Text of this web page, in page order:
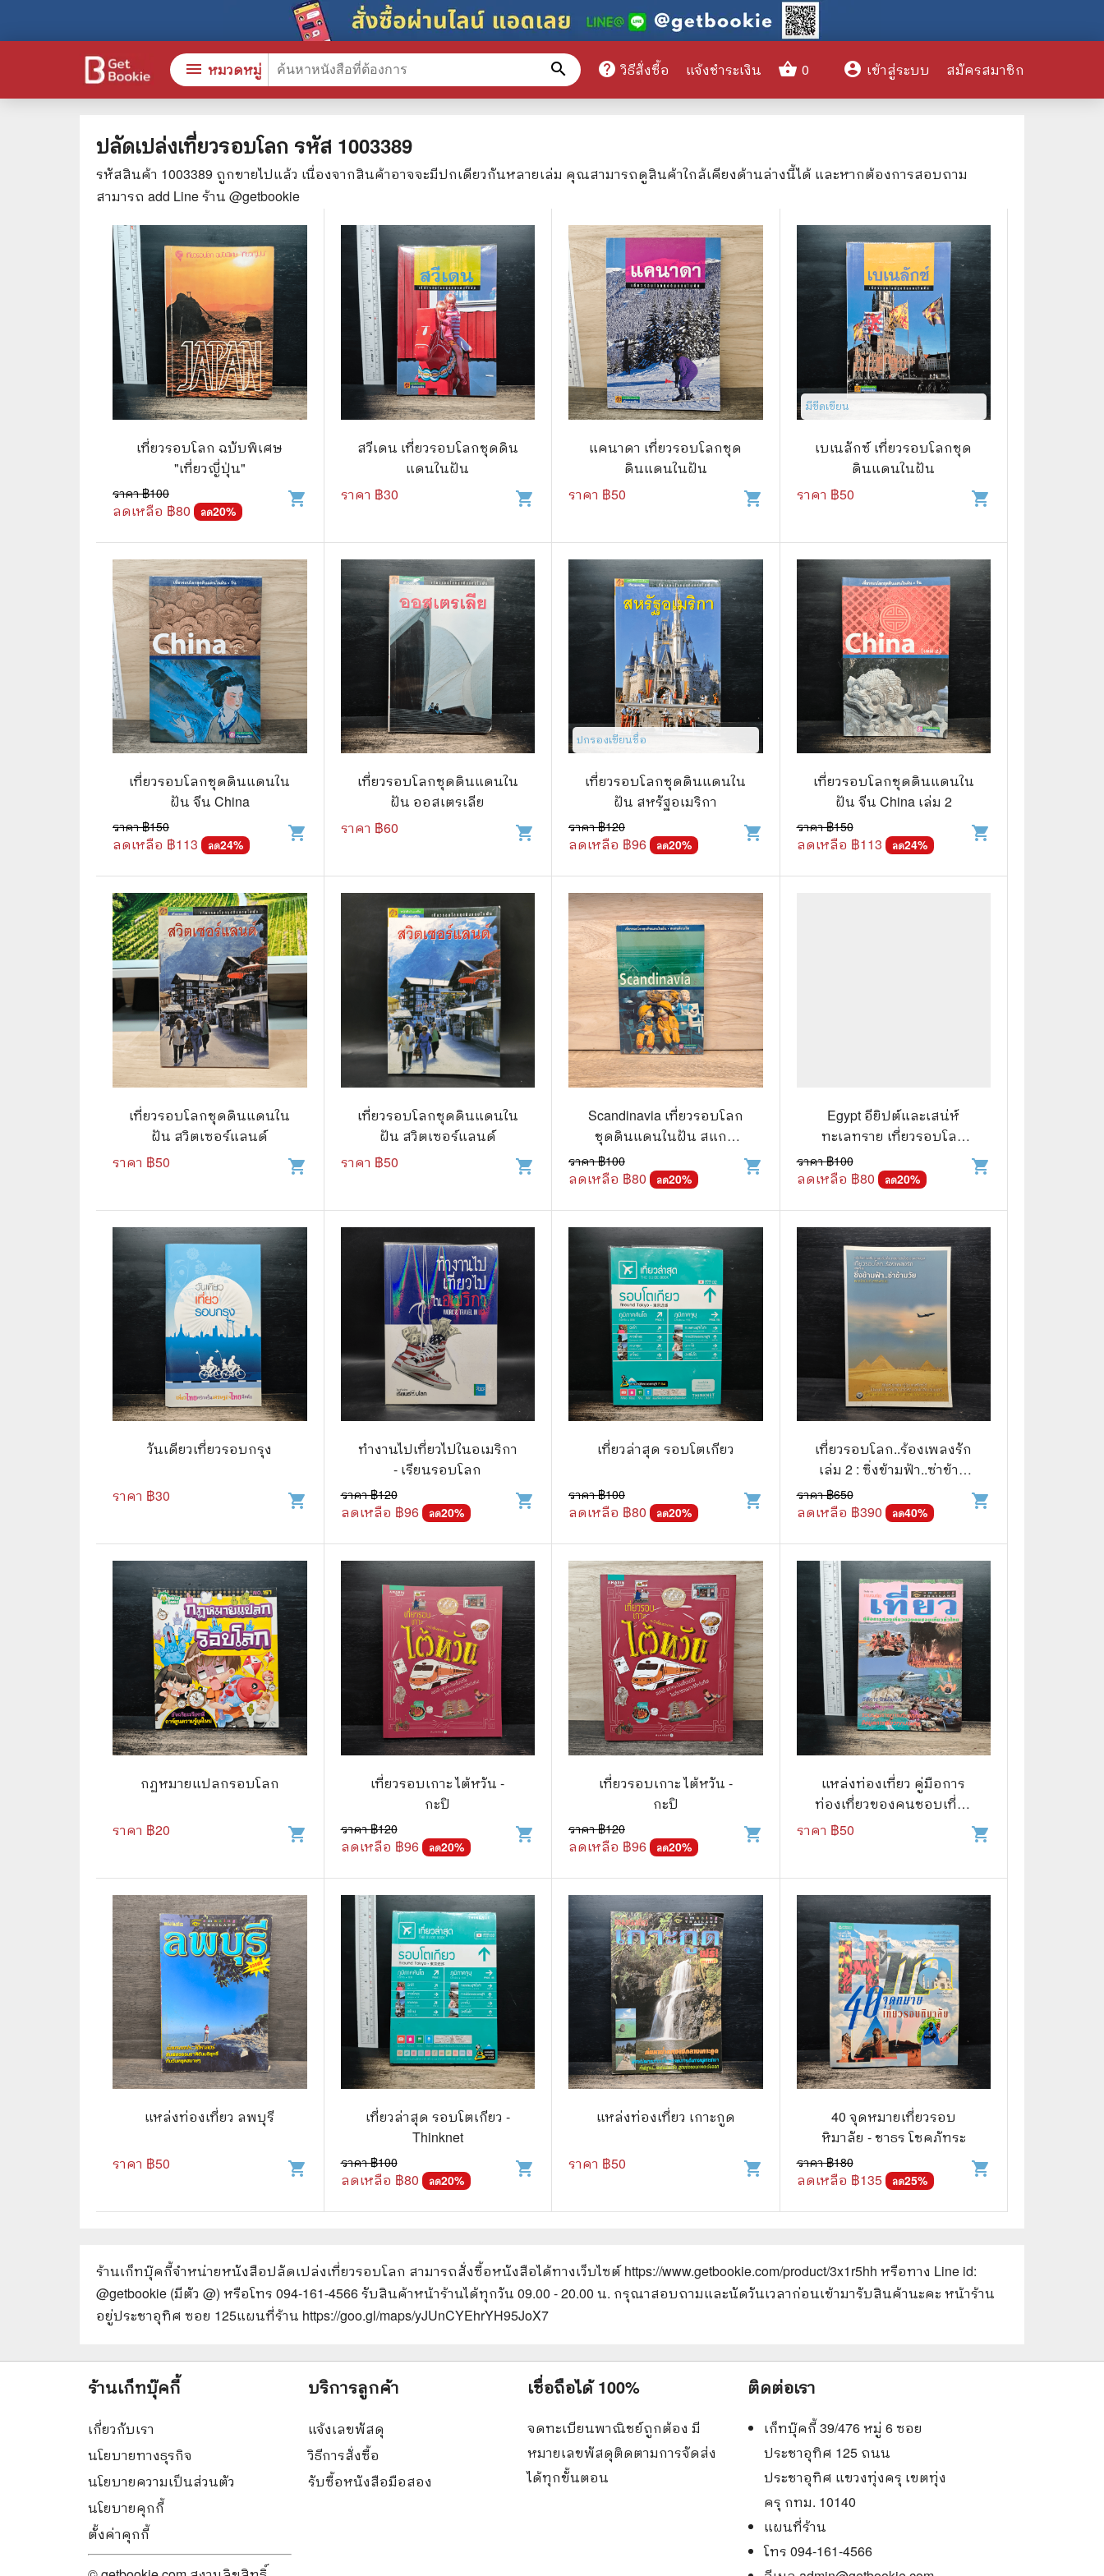
ปลัดเปล่งเที่ยวรอบโลก รหัส 1003389
รหัสสินค้า 1003389 ถูกขายไปแล้ว เนื่องจากสินค้าอาจจะมีปกเดียวกันหลายเล่ม คุณสามารถดูสินค้าใกล้เคียงด้านล่างนี้ได้ และหากต้องการสอบถาม
สามารถ add Line ร้าน @getbookie
เที่ยวรอบโลก ฉบับพิเศษ
"เที่ยวญี่ปุ่น"
ราคา ฿100
ลดเหลือ ฿80 ลด20%
shopping_cart
สวีเดน เที่ยวรอบโลกชุดดิน
แดนในฝัน
ราคา ฿30 shopping_cart
แคนาดา เที่ยวรอบโลกชุด
ดินแดนในฝัน
ราคา ฿50 shopping_cart
มีขีดเขียน
เบเนลักซ์ เที่ยวรอบโลกชุด
ดินแดนในฝัน
ราคา ฿50 shopping_cart
เที่ยวรอบโลกชุดดินแดนใน
ฝัน จีน China
ราคา ฿150
ลดเหลือ ฿113 ลด24%
shopping_cart
เที่ยวรอบโลกชุดดินแดนใน
ฝัน ออสเตรเลีย
ราคา ฿60 shopping_cart
ปกรองเขียนชื่อ
เที่ยวรอบโลกชุดดินแดนใน
ฝัน สหรัฐอเมริกา
ราคา ฿120
ลดเหลือ ฿96 ลด20%
shopping_cart
เที่ยวรอบโลกชุดดินแดนใน
ฝัน จีน China เล่ม 2
ราคา ฿150
ลดเหลือ ฿113 ลด24%
shopping_cart
เที่ยวรอบโลกชุดดินแดนใน
ฝัน สวิตเซอร์แลนด์
ราคา ฿50 shopping_cart
เที่ยวรอบโลกชุดดินแดนใน
ฝัน สวิตเซอร์แลนด์
ราคา ฿50 shopping_cart
Scandinavia เที่ยวรอบโลก
ชุดดินแดนในฝัน สแกน
ราคา ฿100
ลดเหลือ ฿80 ลด20%
shopping_cart
Egypt อียิปต์และเสน่ห์
ทะเลทราย เที่ยวรอบโลก
ชุดดินแดนในฝัน
ราคา ฿100
ลดเหลือ ฿80 ลด20%
shopping_cart
วันเดียวเที่ยวรอบกรุง
ราคา ฿30 shopping_cart
ทำงานไปเที่ยวไปในอเมริกา
- เรียนรอบโลก
ราคา ฿120
ลดเหลือ ฿96 ลด20%
shopping_cart
เที่ยวล่าสุด รอบโตเกียว
ราคา ฿100
ลดเหลือ ฿80 ลด20%
shopping_cart
เที่ยวรอบโลก..ร้องเพลงรัก
เล่ม 2 : ซิ่งข้ามฟ้า..ซ่าข้าม
วัย - พงษ์อนันต์ สรรพานิช
ราคา ฿650
ลดเหลือ ฿390 ลด40%
shopping_cart
กฏหมายแปลกรอบโลก
ราคา ฿20 shopping_cart
เที่ยวรอบเกาะ ไต้หวัน -
กะปิ
ราคา ฿120
ลดเหลือ ฿96 ลด20%
shopping_cart
เที่ยวรอบเกาะ ไต้หวัน -
กะปิ
ราคา ฿120
ลดเหลือ ฿96 ลด20%
shopping_cart
แหล่งท่องเที่ยว คู่มือการ
ท่องเที่ยวของคนชอบเที่ยว
ราคา ฿50 shopping_cart
แหล่งท่องเที่ยว ลพบุรี
ราคา ฿50 shopping_cart
เที่ยวล่าสุด รอบโตเกียว -
Thinknet
ราคา ฿100
ลดเหลือ ฿80 ลด20%
shopping_cart
แหล่งท่องเที่ยว เกาะกูด
ราคา ฿50 shopping_cart
40 จุดหมายเที่ยวรอบ
หิมาลัย - ชาธร โชคภัทระ
ราคา ฿180
ลดเหลือ ฿135 ลด25%
shopping_cart
ร้านเก็ทบุ๊คกี้จำหน่ายหนังสือปลัดเปล่งเที่ยวรอบโลก สามารถสั่งซื้อหนังสือได้ทางเว็บไซต์ https://www.getbookie.com/product/3x1r5hh หรือทาง Line id:
@getbookie (มีตัว @) หรือโทร 094-161-4566 รับสินค้าหน้าร้านได้ทุกวัน 09.00 - 20.00 น. กรุณาสอบถามและนัดวันเวลาก่อนเข้ามารับสินค้านะคะ หน้าร้าน
อยู่ประชาอุทิศ ซอย 125แผนที่ร้าน https://goo.gl/maps/yJUnCYEhrYH95JoX7
menu หมวดหมู่ search help วิธีสั่งซื้อ แจ้งชำระเงิน shopping_basket 0 account_circle เข้าสู่ระบบ สมัครสมาชิก
หนังสือทั้งหมด
สินค้าใช้เฉพาะแต้มเท่านั้น
📚 หนังสือทั่วไป
😁 จิตวิทยา พัฒนาตนเอง
👔 ธุรกิจ เศรษฐศาสตร์
📜 ประวัติศาสตร์
👤 ประวัติบุคคล ประสบการณ์ชีวิต
🌠 โหราศาสตร์ การทำนาย
☸️ ธรรมะ ศาสนา ปรัชญา
🏙️ การเมือง สังคมศาสตร์
🧳 ท่องเที่ยว ประสบการณ์ท่องเที่ยว
💃 งานอดิเรก อาชีพ
สารคดี
🌎 สารคดี ความรู้รอบตัว
💎 เพชร พลอย อัญมณี
🛸 วิทยาศาสตร์ คณิตศาสตร์
🌾 พืช สัตว์
🥘 อาหาร สุขภาพ ความงาม
👪 ครอบครัว การเลี้ยงลูก
🏡 บ้านและสวน
🎸 ดนตรี ภาพยนตร์
⚽ กีฬา เกม
👸 นางงาม
🖥️ คอมพิวเตอร์ เทคโนโลยี
หนังสือทั่วไป พ็อกเก็ตบุ๊ค
🦄 วรรณกรรม นิยาย เรื่องสั้น
🛖 วรรณคดีไทย นิทานพื้นบ้าน
👩‍🦳 นิยายไทยรุ่นเก่า
🏵️ บทกวี บทกลอน
🏞️ นิยายภาพ
👨‍❤️‍👨 นิยายวาย นิยายยูริ
✍️ นิยายฟิคชั่น
🏰 วรรณกรรมเยาวชน
🌟 นิยายไลท์โนเวล
🏮 นิยายจีน
🌞 นิยายแจ่มใส
❤️ รัก โรแมนติก
❤️‍🔥❤️‍🔥 นิยายรัก ราคาถูกสุด
💀 ผี สยองขวัญ ระทึกขวัญ
🎭 ดราม่า ชีวิต
🔍 สืบสวน สอบสวน
⚔️ แอ็คชั่น ต่อสู้
😀 ตลก สนุกสนาน
นิยาย วรรณกรรม
⚖️ กฎหมาย
💬 ภาษาศาสตร์
💉 การแพทย์
👮‍♀️ คู่มือเตรียมสอบราชการ
🏫 หนังสือเรียน
👩‍🏫 แนะแนวการศึกษา
การศึกษาและการสอน
😼 หนังสือการ์ตูน
👨‍❤️‍👨 การ์ตูนวาย การ์ตูนยูริ
🕰️ การ์ตูนยุคเก่า
❤️ รัก โรแมนติก
🎭 ดราม่า ชีวิต เรื่องจริง
💀 ผี สยองขวัญ ระทึกขวัญ
🐾 เกี่ยวกับสัตว์
🎻 การ์ตูนดนตรี
🍳 การ์ตูนทำอาหาร
⚔️ ต่อสู้ แอ๊คชั่น
⚽ การ์ตูนกีฬา
🔮 แฟนตาซี
🧗‍♂️ ผจญภัย ท่องเที่ยว
👽 ไซไฟ
☠️ การ์ตูนผีไทย
👩 สนพ.ยอดธิดา
☘️ สนพ.รักพิมพ์ Luckpim
🔵 สนพ.Phoenix Next
🏳️‍🌈 สนพ.หมึกจีน
🟩 สนพ.บงกช
☀️ สนพ.วิบูลย์กิจ
🟦 สนพ.เนชั่น
⭕ สนพ.สยามอินเตอร์
🔴 สนพ.บูรพัฒน์
🔲 สนพ.Zenshu
การ์ตูนรายเดือน รายสัปดาห์
การ์ตูนแก๊ก
กล่อง BOXSET การ์ตูน
หนังสือการ์ตูน
🐲 หนังสือเด็ก
🪐 ความรู้สำหรับเด็ก
📕 นิตยสาร
📺 เรื่องย่อละครโทรทัศน์
นิตยสารดารารุ่นเก่า
แฟนคลับดารา
เรื่องย่อซีรี่ย์ต่างประเทศ
🌍 ทั่วไปและวาไรตี้
🤡 เรื่องสั้น ขำขัน
🎨 ศิลปะและการออกแบบ
🎸 ดนตรี
🩱 แฟชั่น
⛪ ศาสนา
🏙️ การเมือง
🎞️ ภาพยนตร์
Gossip ดารา
👙 เซ็กซี่
🥘 อาหาร
💄 สุขภาพและความงาม
🏠 แต่งบ้าน
🧳 ท่องเที่ยว
คู่มือเฉลยเกม
เกษตรและธรรมชาติ
แม่และเด็ก
ภาษาศาสตร์
ไอทีและเทคโนโลยี
นิตยสารเก่าราคาถูก
นางงามและการประกวด
🎨 Art and Design
🤹‍♀️ Humor & Entertainment
🏝️ Survival & Emergency
Preparedness
🦸‍♂️ Comics & Graphic Novels
🏺 Historical & Political
🌠 Astrology
⛪ Religion
🧏‍♀️ Languages
🪐 Science & Math
😊 Self-Enrichment
👔 Business and Economics
🖥️ Computers & Technology
🧑‍🏫 Education & Teaching
🎶 Music & Movie
🧒 Children's Books
👪 Family and Relationships
🐕‍🦺 Animals
🏛️ Politics & Government
⚙️ Engineering & Transportation
⚽ Sports
🎲 Board Game
2️⃣ Used Board Game บอร์ดเกมมือ
สอง
🎉 Party
🧠 Strategy
🪅 Family
♟️ Abstract
บอร์ดเกมแปลไทย
บอร์ดเกมโดยคนไทย
🎴 Card Sleeves ซองใส่การ์ด
Board Game
📒 สมุดบันทึก
🎥 ของสะสมจากหนังและการ์ตูน
📅 ปฏิทินเก่า
ร้านเก็ทบุ๊คกี้
เกี่ยวกับเรา
นโยบายทางธุรกิจ
นโยบายความเป็นส่วนตัว
นโยบายคุกกี้
ตั้งค่าคุกกี้
บริการลูกค้า
แจ้งเลขพัสดุ
วิธีการสั่งซื้อ
รับซื้อหนังสือมือสอง
เชื่อถือได้ 100%
จดทะเบียนพาณิชย์ถูกต้อง มี
หมายเลขพัสดุติดตามการจัดส่ง
ได้ทุกขั้นตอน
ติดต่อเรา
เก็ทบุ๊คกี้ 39/476 หมู่ 6 ซอย
ประชาอุทิศ 125 ถนน
ประชาอุทิศ แขวงทุ่งครุ เขตทุ่ง
ครุ กทม. 10140
แผนที่ร้าน
โทร 094-161-4566